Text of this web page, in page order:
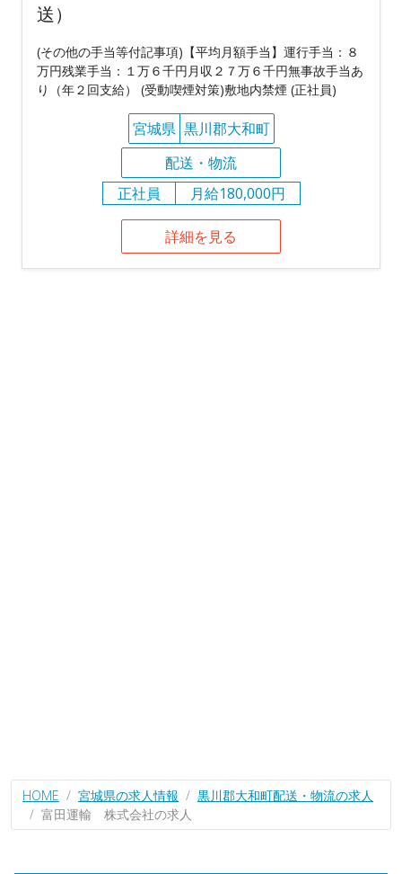
送）
(その他の手当等付記事項)【平均月額手当】運行手当：８
万円残業手当：１万６千円月収２７万６千円無事故手当あ
り（年２回支給） (受動喫煙対策)敷地内禁煙 (正社員)
宮城県 黒川郡大和町
配送・物流
正社員
月給180,000円
詳細を見る
HOME 宮城県の求人情報
黒川郡大和町配送・物流の求人
富田運輸 株式会社の求人